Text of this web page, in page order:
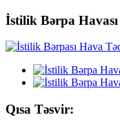
İstilik Bərpa
Qısa Təsvir: